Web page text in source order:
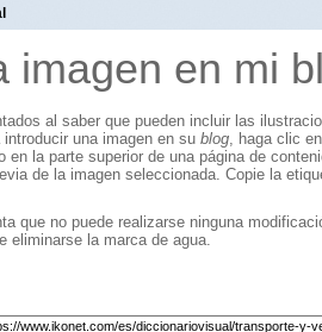
imagen en mi
al saber que pueden incluir las
una imagen en su blog, haga clic
en la parte superior de una página de
de la imagen seleccionada. Copie la
que no puede realizarse ninguna
eliminarse la marca de agua.